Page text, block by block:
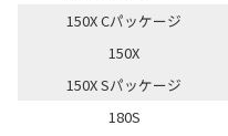
150X Cパッケージ
150X
150X Sパッケージ
180S